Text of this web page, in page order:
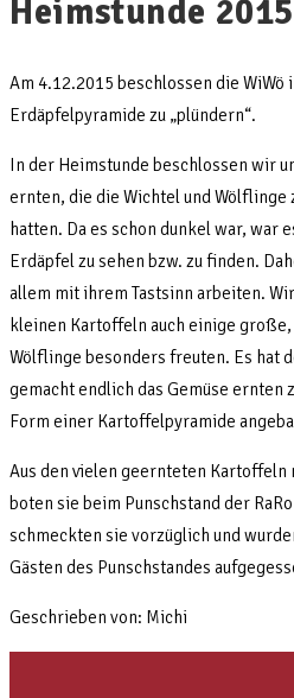
Heimstunde 2015
Am 4.12.2015 beschlossen die WiWö
Erdäpfelpyramide zu „plündern“.
In der Heimstunde beschlossen wir
ernten, die die Wichtel und Wölflinge
hatten. Da es schon dunkel war, war
Erdäpfel zu sehen bzw. zu finden.
allem mit ihrem Tastsinn arbeiten.
kleinen Kartoffeln auch einige
Wölflinge besonders freuten. Es hat
gemacht endlich das Gemüse ernten
Form einer Kartoffelpyramide
Aus den vielen geernteten Kartoffeln
boten sie beim Punschstand der
schmeckten sie vorzüglich und
Gästen des Punschstandes
Geschrieben von: Michi